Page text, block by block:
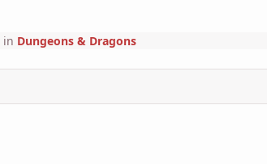
in Dungeons & Dragons